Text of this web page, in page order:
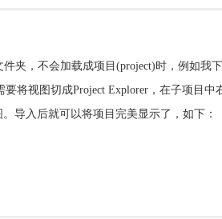
夹，不会加载成项目(project)时，例如我
将视图切成Project Explorer，在子项目中
导入后就可以将项目完美显示了，如下：